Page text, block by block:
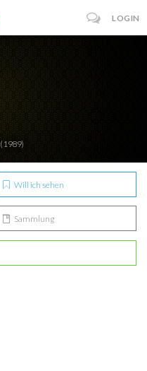
LOGIN
(1989)
Will ich sehen
Sammlung